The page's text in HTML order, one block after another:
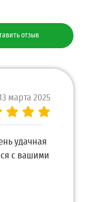
отзыв
марта 2025
удачная
с вашими